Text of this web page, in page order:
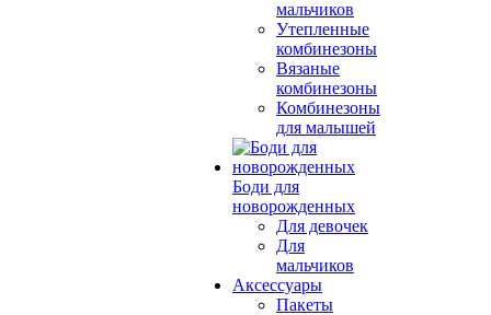
мальчиков
Утепленные
комбинезоны
Вязаные
комбинезоны
Комбинезоны
для малышей
Боди для
новорожденных
Для девочек
Для
мальчиков
Аксессуары
Пакеты